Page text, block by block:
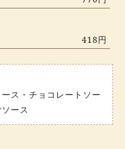
418円
ス・チョコレートソー
ース